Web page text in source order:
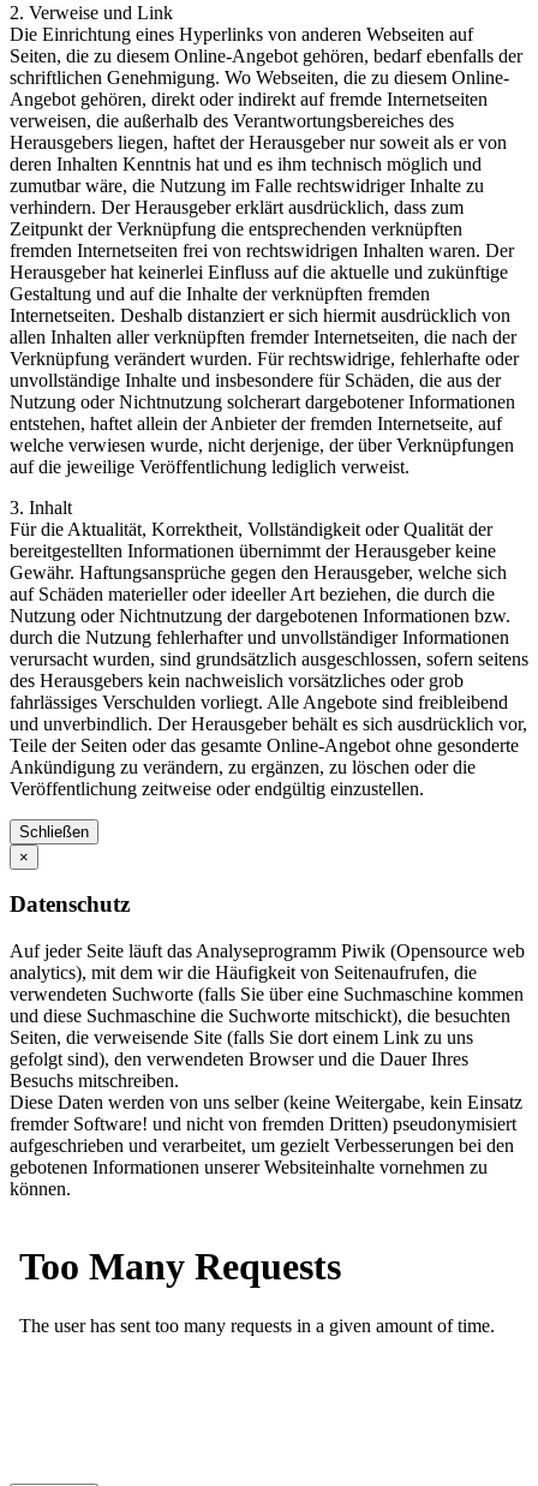
2. Verweise und Link
Die Einrichtung eines Hyperlinks von anderen Webseiten auf
Seiten, die zu diesem Online-Angebot gehören, bedarf ebenfalls der
schriftlichen Genehmigung. Wo Webseiten, die zu diesem Online-
Angebot gehören, direkt oder indirekt auf fremde Internetseiten
verweisen, die außerhalb des Verantwortungsbereiches des
Herausgebers liegen, haftet der Herausgeber nur soweit als er von
deren Inhalten Kenntnis hat und es ihm technisch möglich und
zumutbar wäre, die Nutzung im Falle rechtswidriger Inhalte zu
verhindern. Der Herausgeber erklärt ausdrücklich, dass zum
Zeitpunkt der Verknüpfung die entsprechenden verknüpften
fremden Internetseiten frei von rechtswidrigen Inhalten waren. Der
Herausgeber hat keinerlei Einfluss auf die aktuelle und zukünftige
Gestaltung und auf die Inhalte der verknüpften fremden
Internetseiten. Deshalb distanziert er sich hiermit ausdrücklich von
allen Inhalten aller verknüpften fremder Internetseiten, die nach der
Verknüpfung verändert wurden. Für rechtswidrige, fehlerhafte oder
unvollständige Inhalte und insbesondere für Schäden, die aus der
Nutzung oder Nichtnutzung solcherart dargebotener Informationen
entstehen, haftet allein der Anbieter der fremden Internetseite, auf
welche verwiesen wurde, nicht derjenige, der über Verknüpfungen
auf die jeweilige Veröffentlichung lediglich verweist.
3. Inhalt
Für die Aktualität, Korrektheit, Vollständigkeit oder Qualität der
bereitgestellten Informationen übernimmt der Herausgeber keine
Gewähr. Haftungsansprüche gegen den Herausgeber, welche sich
auf Schäden materieller oder ideeller Art beziehen, die durch die
Nutzung oder Nichtnutzung der dargebotenen Informationen bzw.
durch die Nutzung fehlerhafter und unvollständiger Informationen
verursacht wurden, sind grundsätzlich ausgeschlossen, sofern seitens
des Herausgebers kein nachweislich vorsätzliches oder grob
fahrlässiges Verschulden vorliegt. Alle Angebote sind freibleibend
und unverbindlich. Der Herausgeber behält es sich ausdrücklich vor,
Teile der Seiten oder das gesamte Online-Angebot ohne gesonderte
Ankündigung zu verändern, zu ergänzen, zu löschen oder die
Veröffentlichung zeitweise oder endgültig einzustellen.
Schließen
×
Datenschutz
Auf jeder Seite läuft das Analyseprogramm Piwik (Opensource web
analytics), mit dem wir die Häufigkeit von Seitenaufrufen, die
verwendeten Suchworte (falls Sie über eine Suchmaschine kommen
und diese Suchmaschine die Suchworte mitschickt), die besuchten
Seiten, die verweisende Site (falls Sie dort einem Link zu uns
gefolgt sind), den verwendeten Browser und die Dauer Ihres
Besuchs mitschreiben.
Diese Daten werden von uns selber (keine Weitergabe, kein Einsatz
fremder Software! und nicht von fremden Dritten) pseudonymisiert
aufgeschrieben und verarbeitet, um gezielt Verbesserungen bei den
gebotenen Informationen unserer Websiteinhalte vornehmen zu
können.